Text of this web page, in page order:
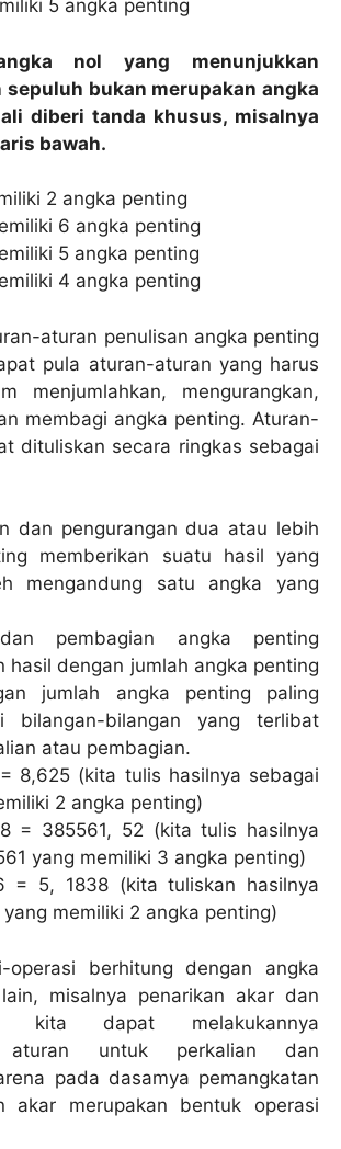
5 angka penting
nol yang menunjukkan
sepuluh bukan merupakan angka
diberi tanda khusus, misalnya
bawah.
2 angka penting
6 angka penting
5 angka penting
4 angka penting
aturan penulisan angka penting
pula aturan-aturan yang harus
menjumlahkan, mengurangkan,
membagi angka penting. Aturan-
dituliskan secara ringkas sebagai
dan pengurangan dua atau lebih
memberikan suatu hasil yang
mengandung satu angka yang
pembagian angka penting
hasil dengan jumlah angka penting
jumlah angka penting paling
bilangan-bilangan yang terlibat
atau pembagian.
8,625 (kita tulis hasilnya sebagai
2 angka penting)
= 385561, 52 (kita tulis hasilnya
yang memiliki 3 angka penting)
= 5, 1838 (kita tuliskan hasilnya
memiliki 2 angka penting)
operasi berhitung dengan angka
misalnya penarikan akar dan
kita dapat melakukannya
aturan untuk perkalian dan
pada dasamya pemangkatan
akar merupakan bentuk operasi